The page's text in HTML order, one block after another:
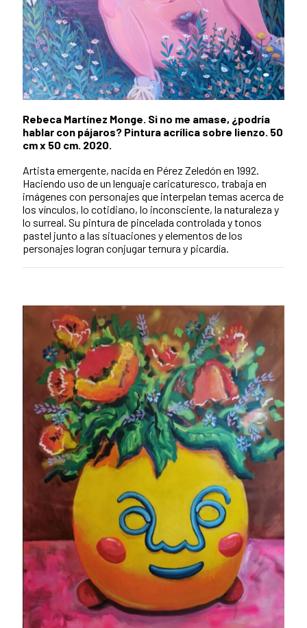
Rebeca Martínez Monge. Si no me amase, ¿podría
hablar con pájaros? Pintura acrílica sobre lienzo. 50
cm x 50 cm. 2020.
Artista emergente, nacida en Pérez Zeledón en 1992.
Haciendo uso de un lenguaje caricaturesco, trabaja en
imágenes con personajes que interpelan temas acerca de
los vínculos, lo cotidiano, lo inconsciente, la naturaleza y
lo surreal. Su pintura de pincelada controlada y tonos
pastel junto a las situaciones y elementos de los
personajes logran conjugar ternura y picardía.